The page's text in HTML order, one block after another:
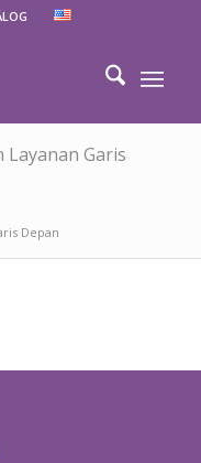
Layanan Garis
Depan